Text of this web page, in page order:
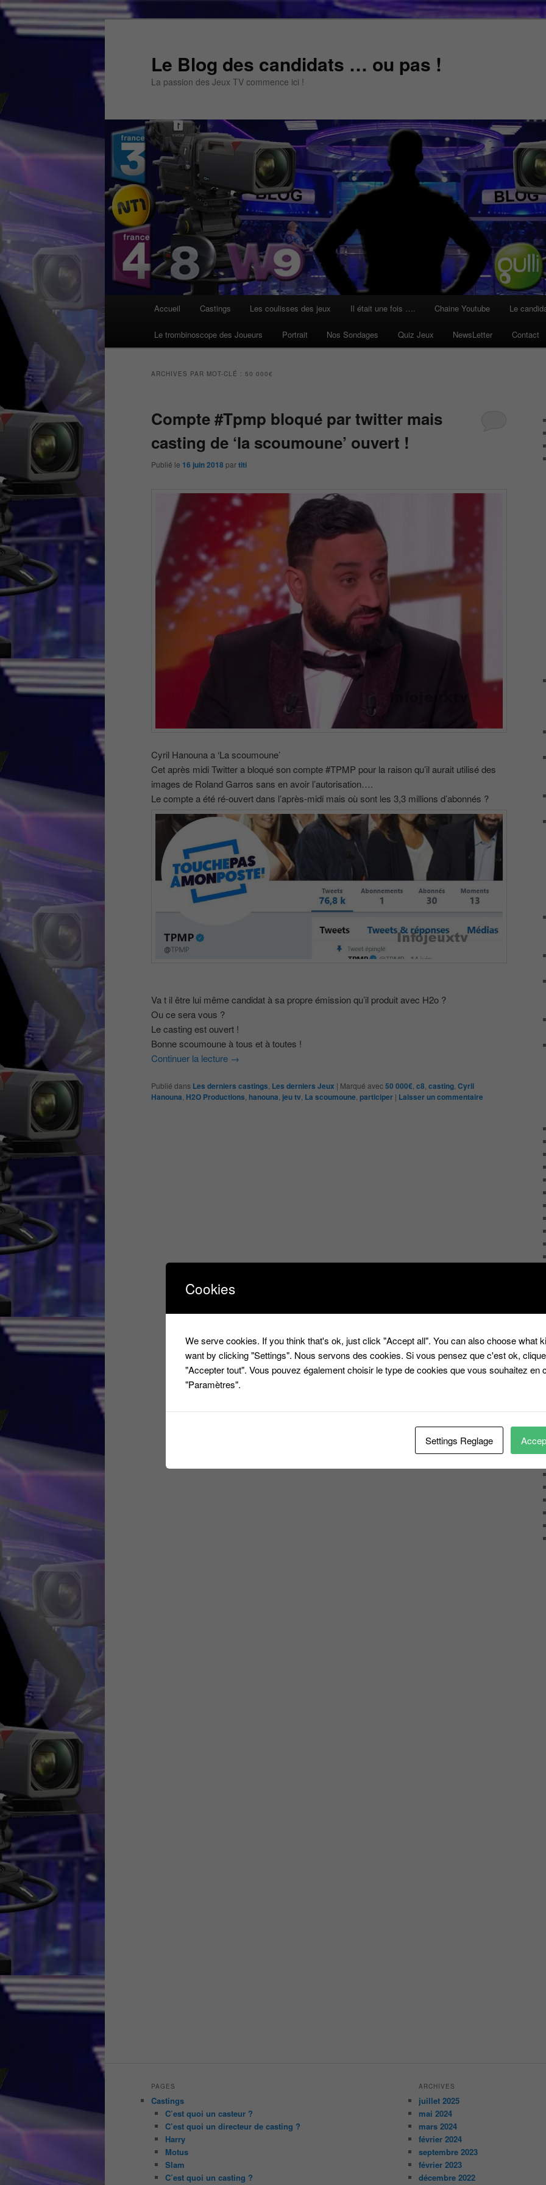
Aller
Aller
Le Blog des candidats … ou pas !
La passion des Jeux TV commence ici !
Accueil Castings Les coulisses des jeux Il était une fois …. Chaine Youtube Le
Le trombinoscope des Joueurs Portrait Nos Sondages Quiz Jeux NewsLetter Contact
ARCHIVES PAR MOT-CLÉ : 50 000€
Compte #Tpmp bloqué par twitter mais
casting de ‘la scoumoune’ ouvert !
Publié le 16 juin 2018 partiti
Cyril Hanouna a ‘La scoumoune’
Cet après midi Twitter a bloqué son compte #TPMP pour la raison qu’il aurait utilisé des
images de Roland Garros sans en avoir l’autorisation….
Le compte a été ré-ouvert dans l’après-midi mais où sont les 3,3 millions d’abonnés ?
Va t il être lui même candidat à sa propre émission qu’il produit avec H2o ?
Ou ce sera vous ?
Le casting est ouvert !
Bonne scoumoune à tous et à toutes !
Continuer la lecture →
Publié dans Les derniers castings Les derniers Jeux | Marqué avec50 000€ c8 casting Cyril
Hanouna H2O Productions hanouna jeu tv La scoumoune participer | Laisser un commentaire
PAGES
Castings
C’est quoi un casteur ?
C’est quoi un directeur de casting ?
Harry
Motus
Slam
C’est quoi un casting ?
ARCHIVES
juillet 2025
mai 2024
mars 2024
février 2024
septembre 2023
février 2023
décembre 2022
Cookies
We serve cookies. If you think that's ok, just click "Accept all". You can also choose what
want by clicking "Settings". Nous servons des cookies. Si vous pensez que c'est ok,
"Accepter tout". Vous pouvez également choisir le type de cookies que vous souhaitez en
"Paramètres".
Settings Reglage